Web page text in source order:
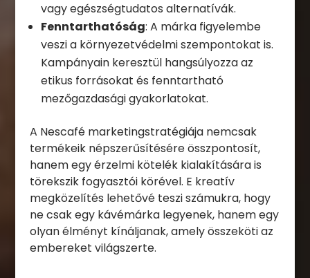
vagy egészségtudatos alternatívák.
Fenntarthatóság: A márka figyelembe
veszi a környezetvédelmi szempontokat is.
Kampányain keresztül hangsúlyozza az
etikus forrásokat és fenntartható
mezőgazdasági gyakorlatokat.
A Nescafé marketingstratégiája nemcsak
termékeik népszerűsítésére összpontosít,
hanem egy érzelmi kötelék kialakítására is
törekszik fogyasztói körével. E kreatív
megközelítés lehetővé teszi számukra, hogy
ne csak egy kávémárka legyenek, hanem egy
olyan élményt kínáljanak, amely összeköti az
embereket világszerte.